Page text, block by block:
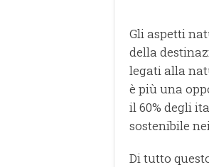
Gli aspetti
della
legati alla
è più una
il 60% degli
sostenibile
Di tutto